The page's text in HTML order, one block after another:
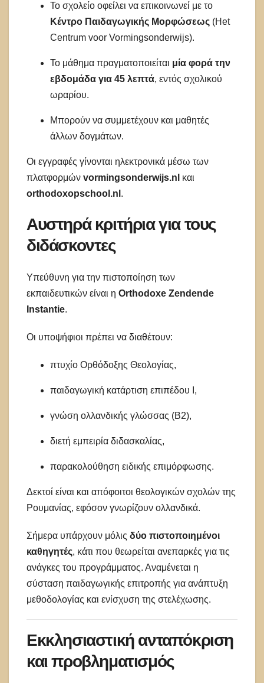
Το σχολείο οφείλει να επικοινωνεί με το
Κέντρο Παιδαγωγικής Μορφώσεως (Het
Centrum voor Vormingsonderwijs).
Το μάθημα πραγματοποιείται μία φορά την
εβδομάδα για 45 λεπτά, εντός σχολικού
ωραρίου.
Μπορούν να συμμετέχουν και μαθητές
άλλων δογμάτων.
Οι εγγραφές γίνονται ηλεκτρονικά μέσω των
πλατφορμών vormingsonderwijs.nl και
orthodoxopschool.nl .
Αυστηρά κριτήρια για τους
διδάσκοντες
Υπεύθυνη για την πιστοποίηση των
εκπαιδευτικών είναι η Orthodoxe Zendende
Instantie.
Οι υποψήφιοι πρέπει να διαθέτουν:
πτυχίο Ορθόδοξης Θεολογίας,
παιδαγωγική κατάρτιση επιπέδου Ι,
γνώση ολλανδικής γλώσσας (Β2),
διετή εμπειρία διδασκαλίας,
παρακολούθηση ειδικής επιμόρφωσης.
Δεκτοί είναι και απόφοιτοι θεολογικών σχολών της
Ρουμανίας, εφόσον γνωρίζουν ολλανδικά.
Σήμερα υπάρχουν μόλις δύο πιστοποιημένοι
καθηγητές, κάτι που θεωρείται ανεπαρκές για τις
ανάγκες του προγράμματος. Αναμένεται η
σύσταση παιδαγωγικής επιτροπής για ανάπτυξη
μεθοδολογίας και ενίσχυση της στελέχωσης.
Εκκλησιαστική ανταπόκριση
και προβληματισμός